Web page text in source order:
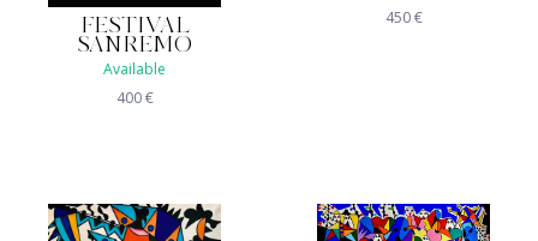
FESTIVAL
SANREMO
Available
400€
450€